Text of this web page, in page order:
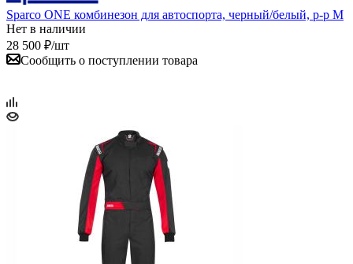
Sparco ONE комбинезон для автоспорта, черный/белый, р-р M
Нет в наличии
28 500 ₽/шт
Сообщить о поступлении товара